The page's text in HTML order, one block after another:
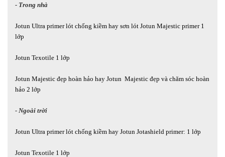
- Trong nhà
Jotun Ultra primer lót chống kiềm hay sơn lót Jotun Majestic primer 1
lớp
Jotun Texotile 1 lớp
Jotun Majestic đẹp hoàn hảo hay Jotun Majestic đẹp và chăm sóc hoàn
hảo 2 lớp
- Ngoài trời
Jotun Ultra primer lót chống kiềm hay Jotun Jotashield primer: 1 lớp
Jotun Texotile 1 lớp